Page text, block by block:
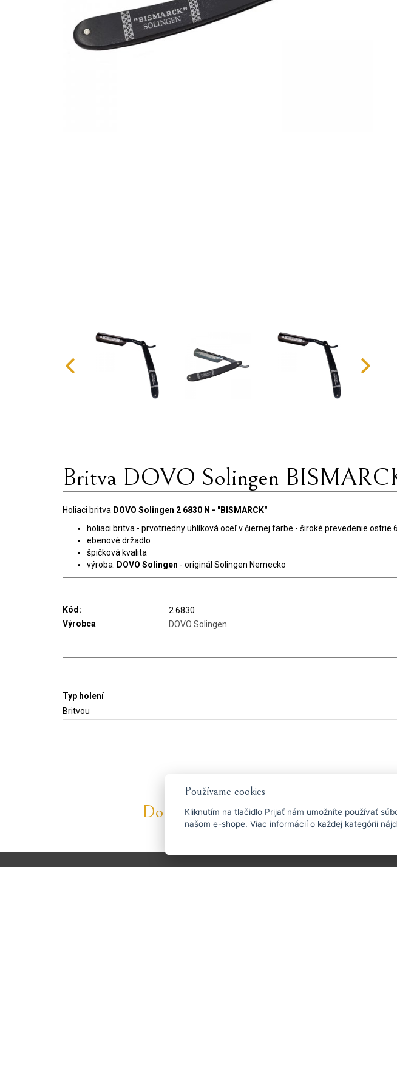
Britva DOVO Solingen
Holiaci britva DOVO Solingen 2 6830 N - "BISMARCK"
holiaci britva - prvotriedny uhlíková oceľ v čiernej farbe - široké prevedenie ostrie
ebenové držadlo
špičková kvalita
výroba: DOVO Solingen - originál Solingen Nemecko
Kód:
2 6830
Výrobca
DOVO Solingen
Typ holení
Britvou
Dostaňte se včas k tomu
Používame cookies
Kliknutím na tlačidlo Prijať nám umožníte používať
našom e-shope. Viac informácií o každej kategórii